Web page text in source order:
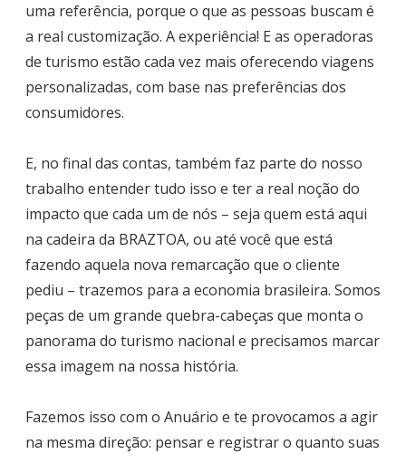
uma referência, porque o que as pessoas buscam é
a real customização. A experiência! E as operadoras
de turismo estão cada vez mais oferecendo viagens
personalizadas, com base nas preferências dos
consumidores.
E, no final das contas, também faz parte do nosso
trabalho entender tudo isso e ter a real noção do
impacto que cada um de nós – seja quem está aqui
na cadeira da BRAZTOA, ou até você que está
fazendo aquela nova remarcação que o cliente
pediu – trazemos para a economia brasileira. Somos
peças de um grande quebra-cabeças que monta o
panorama do turismo nacional e precisamos marcar
essa imagem na nossa história.
Fazemos isso com o Anuário e te provocamos a agir
na mesma direção: pensar e registrar o quanto suas